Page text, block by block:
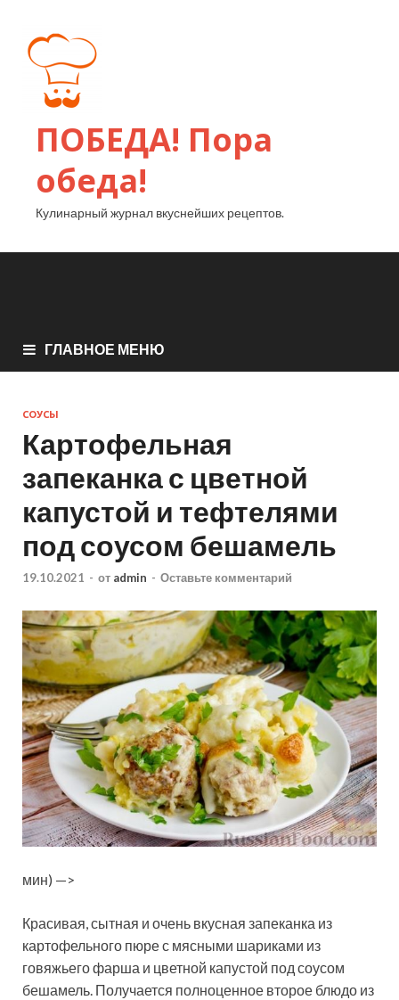
ПОБЕДА! Пора
обеда!
Кулинарный журнал вкуснейших рецептов.
ГЛАВНОЕ МЕНЮ
СОУСЫ
Картофельная
запеканка с цветной
капустой и тефтелями
под соусом бешамель
19.10.2021 - от admin - Оставьте комментарий
мин) —>
Красивая, сытная и очень вкусная запеканка из
картофельного пюре с мясными шариками из
говяжьего фарша и цветной капустой под соусом
бешамель. Получается полноценное второе блюдо из